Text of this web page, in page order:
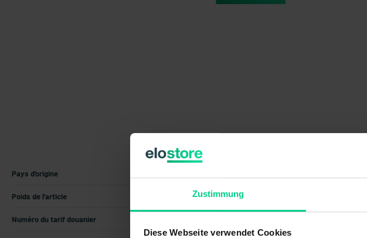
Zustimmung
Diese Webseite verwendet Cookies
Pays d'origine
Poids de l'article 0.072 kg
Numéro du tarif douanier